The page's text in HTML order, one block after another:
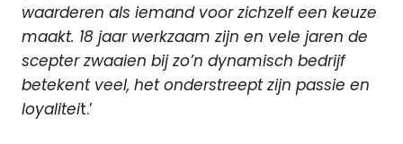
waarderen als iemand voor zichzelf een keuze
maakt. 18 jaar werkzaam zijn en vele jaren de
scepter zwaaien bij zo’n dynamisch bedrijf
betekent veel, het onderstreept zijn passie en
loyaliteit.’